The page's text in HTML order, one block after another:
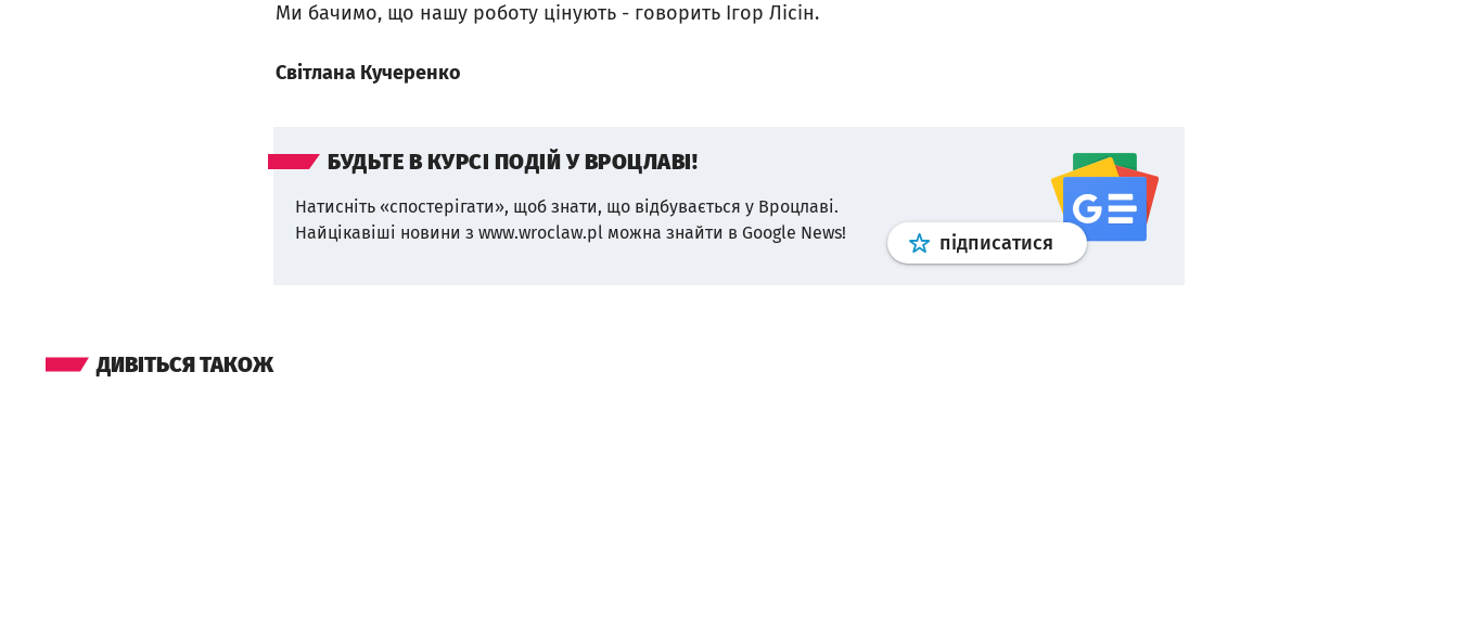
Ми бачимо, що нашу роботу цінують - говорить Ігор Лісін.
Світлана Кучеренко
БУДЬТЕ В КУРСІ ПОДІЙ У ВРОЦЛАВІ!
Натисніть «спостерігати», щоб знати, що відбувається у Вроцлаві.
Найцікавіші новини з www.wroclaw.pl можна знайти в Google News!
підписатися Профільgoogle news
ДИВІТЬСЯ ТАКОЖ